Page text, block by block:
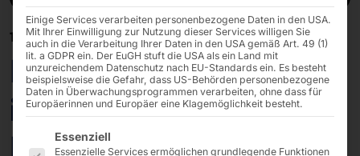
19/05/2026
POLYTOUCH® SWIFT
im Kontext:
EuroShop.mag
Einige Services verarbeiten personenbezogene Daten in den USA.
Mit Ihrer Einwilligung zur Nutzung dieser Services willigen Sie
auch in die Verarbeitung Ihrer Daten in den USA gemäß Art. 49 (1)
lit. a GDPR ein. Der EuGH stuft die USA als ein Land mit
unzureichendem Datenschutz nach EU-Standards ein. Es besteht
beispielsweise die Gefahr, dass US-Behörden personenbezogene
Daten in Überwachungsprogrammen verarbeiten, ohne dass für
Europäerinnen und Europäer eine Klagemöglichkeit besteht.
Es folgt eine Liste der Service-Gruppen, für die eine
Essenziell
Essenzielle Services ermöglichen grundlegende Funktionen